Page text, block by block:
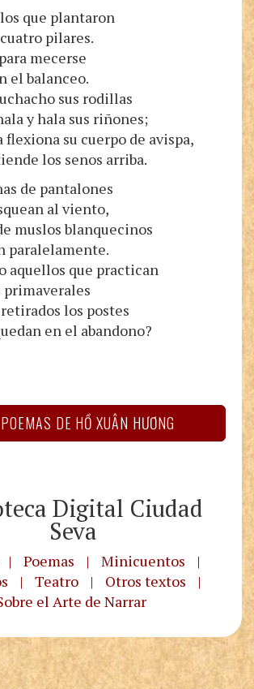
los que plantaron
pilares.
mecerse
el balanceo.
sus rodillas
y hala sus riñones;
flexiona su cuerpo de avispa,
los senos arriba.
de pantalones
al viento,
muslos blanquecinos
paralelamente.
aquellos que practican
primaverales
los postes
en el abandono?
DE HỒ XUÂN HƯƠNG
Digital Ciudad
Seva
| Poemas | Minicuentos
|
| Teatro | Otros textos
|
el Arte de Narrar